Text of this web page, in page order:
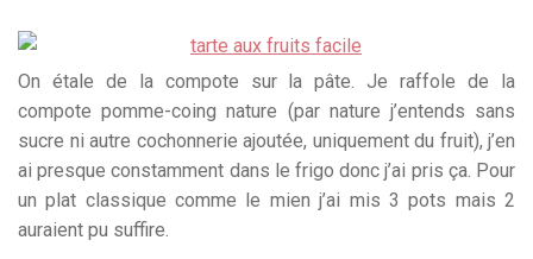
On étale de la compote sur la pâte. Je raffole de la
compote pomme-coing nature (par nature j’entends sans
sucre ni autre cochonnerie ajoutée, uniquement du fruit), j’en
ai presque constamment dans le frigo donc j’ai pris ça. Pour
un plat classique comme le mien j’ai mis 3 pots mais 2
auraient pu suffire.